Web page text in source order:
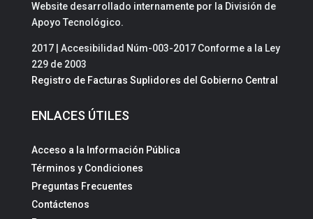
Website desarrollado internamente por la División de
Apoyo Tecnológico.
2017 | Accesibilidad Núm-003-2017 Conforme a la Ley
229 de 2003
Registro de Facturas Suplidores del Gobierno Central
ENLACES ÚTILES
Acceso a la Información Pública
Términos y Condiciones
Preguntas Frecuentes
Contáctenos